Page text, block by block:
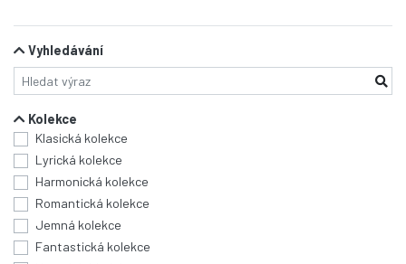
Vyhledávání
Kolekce
Klasická kolekce
Lyrická kolekce
Harmonická kolekce
Romantická kolekce
Jemná kolekce
Fantastická kolekce